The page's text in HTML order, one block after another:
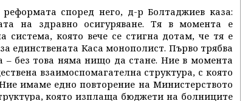
според него, д-р Болтаджиев каза:
на здравно осигуряване. Тя в момента е
система, която вече се стигна дотам, че тя е
единствената Каса монополист. Първо трябва
– без това няма нищо да стане. Ние в момента
взаимоспомагателна структура, с която
имаме едно повторение на Министерството
която изплаща бюджети на болниците